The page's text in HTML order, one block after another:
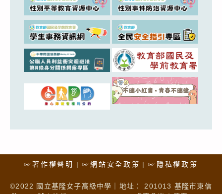
☞著作權聲明 ☞網站安全政策 ☞隱私權政策
©2022 國立基隆女子高級中學｜地址： 201013 基隆市東信